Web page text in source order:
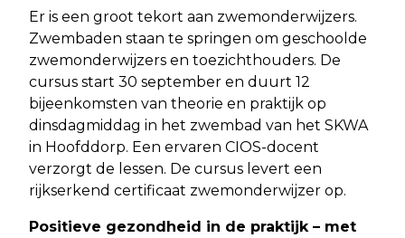
Er is een groot tekort aan zwemonderwijzers.
Zwembaden staan te springen om geschoolde
zwemonderwijzers en toezichthouders. De
cursus start 30 september en duurt 12
bijeenkomsten van theorie en praktijk op
dinsdagmiddag in het zwembad van het SKWA
in Hoofddorp. Een ervaren CIOS-docent
verzorgt de lessen. De cursus levert een
rijkserkend certificaat zwemonderwijzer op.
Positieve gezondheid in de praktijk – met